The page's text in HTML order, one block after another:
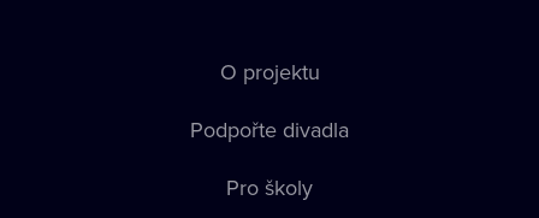
O projektu
Podpořte divadla
Pro školy